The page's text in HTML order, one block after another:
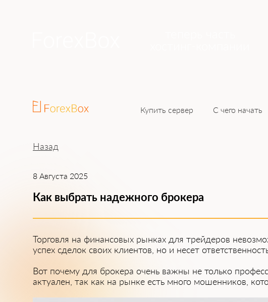
Купить сервер С чего начать
Назад
8 Августа 2025
Как выбрать надежного брокера
Торговля на финансовых рынках для трейдеров
успех сделок своих клиентов, но и͏ несет
Вот почему дл͏я брокера очень важны ͏не толь͏ко
актуален, так͏ как на͏ рынке есть много мошенников,